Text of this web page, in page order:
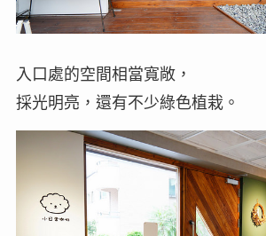
入口處的空間相當寬敞，
採光明亮，還有不少綠色植栽。